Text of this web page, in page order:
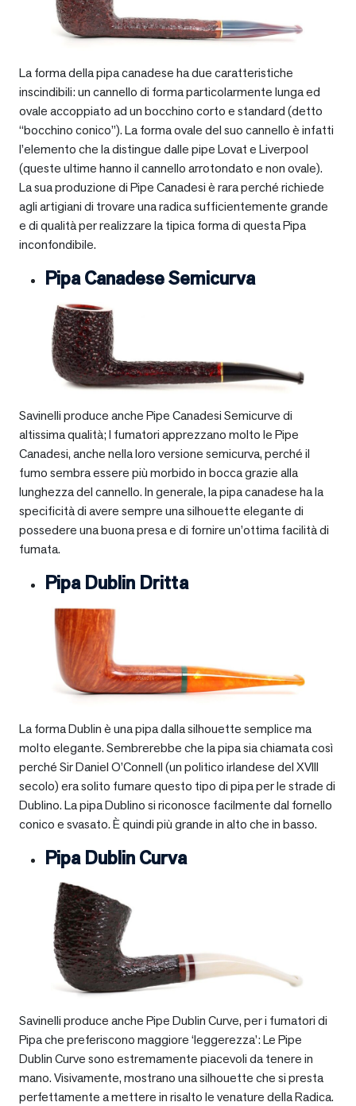
La forma della pipa canadese ha due caratteristiche
inscindibili: un cannello di forma particolarmente lunga ed
ovale accoppiato ad un bocchino corto e standard (detto
“bocchino conico”). La forma ovale del suo cannello è infatti
l’elemento che la distingue dalle pipe Lovat e Liverpool
(queste ultime hanno il cannello arrotondato e non ovale).
La sua produzione di Pipe Canadesi è rara perché richiede
agli artigiani di trovare una radica sufficientemente grande
e di qualità per realizzare la tipica forma di questa Pipa
inconfondibile.
Pipa Canadese Semicurva
Savinelli produce anche Pipe Canadesi Semicurve di
altissima qualità; I fumatori apprezzano molto le Pipe
Canadesi, anche nella loro versione semicurva, perché il
fumo sembra essere più morbido in bocca grazie alla
lunghezza del cannello. In generale, la pipa canadese ha la
specificità di avere sempre una silhouette elegante di
possedere una buona presa e di fornire un’ottima facilità di
fumata.
Pipa Dublin Dritta
La forma Dublin è una pipa dalla silhouette semplice ma
molto elegante. Sembrerebbe che la pipa sia chiamata così
perché Sir Daniel O’Connell (un politico irlandese del XVIII
secolo) era solito fumare questo tipo di pipa per le strade di
Dublino. La pipa Dublino si riconosce facilmente dal fornello
conico e svasato. È quindi più grande in alto che in basso.
Pipa Dublin Curva
Savinelli produce anche Pipe Dublin Curve, per i fumatori di
Pipa che preferiscono maggiore ‘leggerezza’: Le Pipe
Dublin Curve sono estremamente piacevoli da tenere in
mano. Visivamente, mostrano una silhouette che si presta
perfettamente a mettere in risalto le venature della Radica.